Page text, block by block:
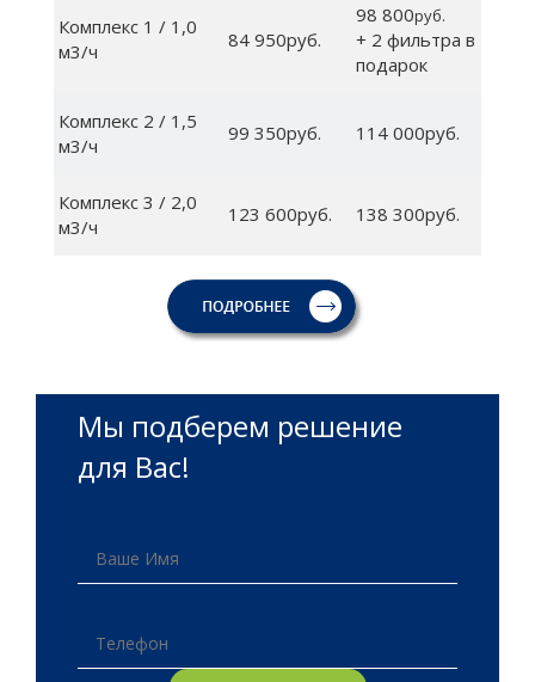
Комплекс 1 / 1,0
м3/ч
84 950руб.
98 800руб.
+ 2 фильтра в
подарок
Комплекс 2 / 1,5
м3/ч
99 350руб. 114 000руб.
Комплекс 3 / 2,0
м3/ч
123 600руб. 138 300руб.
Мы подберем решение
для Вас!